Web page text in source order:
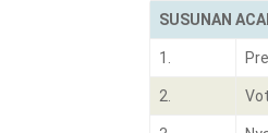
SUSUNAN
1.
2.